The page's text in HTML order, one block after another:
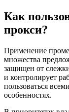
Как
прокси?
Применение
множества
защищен от
и контролирует
пользоваться
особенностях.